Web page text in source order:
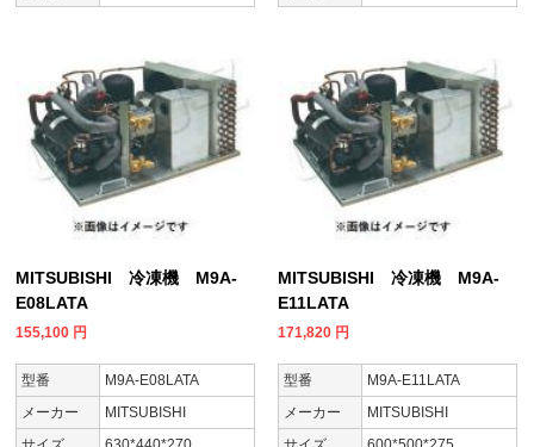
MITSUBISHI 冷凍機 M9A-
E08LATA
155,100 円
型番
M9A-E08LATA
メーカー
MITSUBISHI
MITSUBISHI 冷凍機 M9A-
E11LATA
171,820 円
型番
M9A-E11LATA
メーカー
MITSUBISHI